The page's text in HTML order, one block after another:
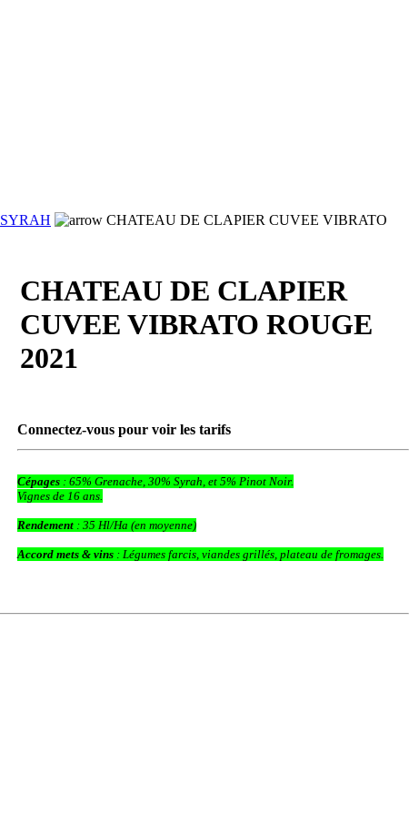
SYRAH
CHATEAU DE CLAPIER CUVEE VIBRATO
CHATEAU DE CLAPIER
CUVEE VIBRATO ROUGE
2021
Connectez-vous pour voir les tarifs
Cépages : 65% Grenache, 30% Syrah, et 5% Pinot Noir.
Vignes de 16 ans.
Rendement : 35 Hl/Ha (en moyenne)
Accord mets & vins : Légumes farcis, viandes grillés, plateau de fromages.